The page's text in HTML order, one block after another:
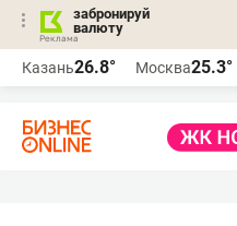
забронируй
валюту
Казань26.8° Москва25.3°